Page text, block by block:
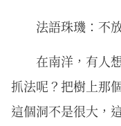
法語珠璣：不
在南洋，有人
抓法呢？把樹上那
這個洞不是很大，